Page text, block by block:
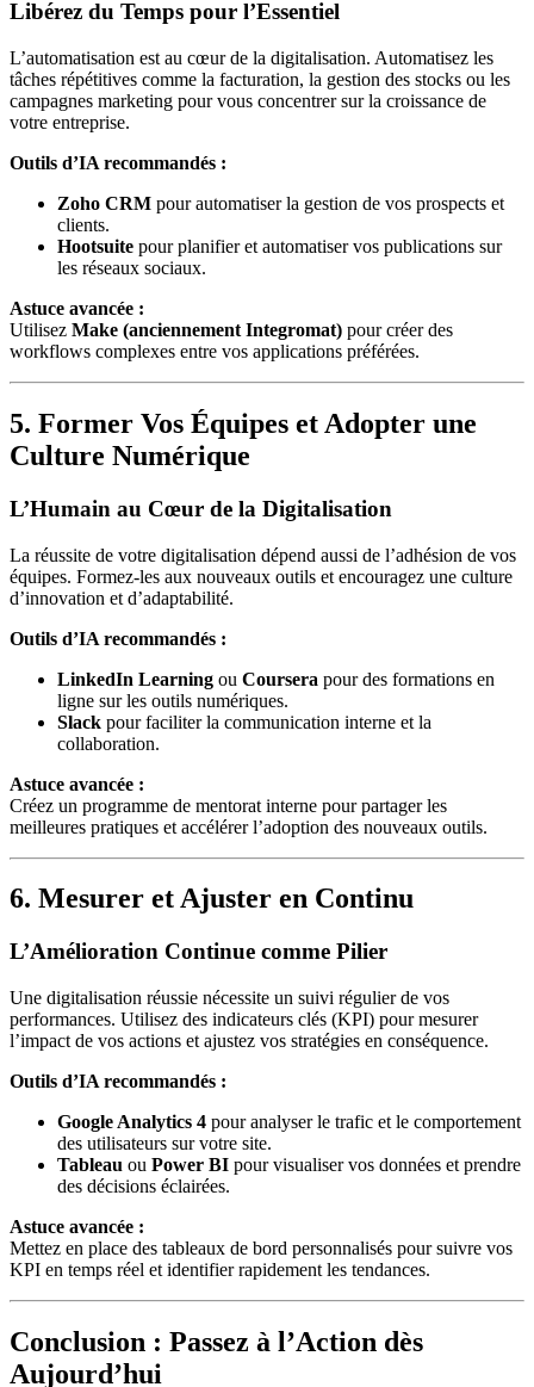
Libérez du Temps pour l’Essentiel
L’automatisation est au cœur de la digitalisation. Automatisez les
tâches répétitives comme la facturation, la gestion des stocks ou les
campagnes marketing pour vous concentrer sur la croissance de
votre entreprise.
Outils d’IA recommandés :
Zoho CRM pour automatiser la gestion de vos prospects et
clients.
Hootsuite pour planifier et automatiser vos publications sur
les réseaux sociaux.
Astuce avancée :
Utilisez Make (anciennement Integromat) pour créer des
workflows complexes entre vos applications préférées.
5. Former Vos Équipes et Adopter une
Culture Numérique
L’Humain au Cœur de la Digitalisation
La réussite de votre digitalisation dépend aussi de l’adhésion de vos
équipes. Formez-les aux nouveaux outils et encouragez une culture
d’innovation et d’adaptabilité.
Outils d’IA recommandés :
LinkedIn Learning ou Coursera pour des formations en
ligne sur les outils numériques.
Slack pour faciliter la communication interne et la
collaboration.
Astuce avancée :
Créez un programme de mentorat interne pour partager les
meilleures pratiques et accélérer l’adoption des nouveaux outils.
6. Mesurer et Ajuster en Continu
L’Amélioration Continue comme Pilier
Une digitalisation réussie nécessite un suivi régulier de vos
performances. Utilisez des indicateurs clés (KPI) pour mesurer
l’impact de vos actions et ajustez vos stratégies en conséquence.
Outils d’IA recommandés :
Google Analytics 4 pour analyser le trafic et le comportement
des utilisateurs sur votre site.
Tableau ou Power BI pour visualiser vos données et prendre
des décisions éclairées.
Astuce avancée :
Mettez en place des tableaux de bord personnalisés pour suivre vos
KPI en temps réel et identifier rapidement les tendances.
Conclusion : Passez à l’Action dès
Aujourd’hui